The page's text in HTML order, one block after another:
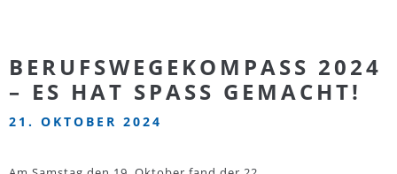
BERUFSWEGEKOMPASS 2024
– ES HAT SPASS GEMACHT!
21. OKTOBER 2024